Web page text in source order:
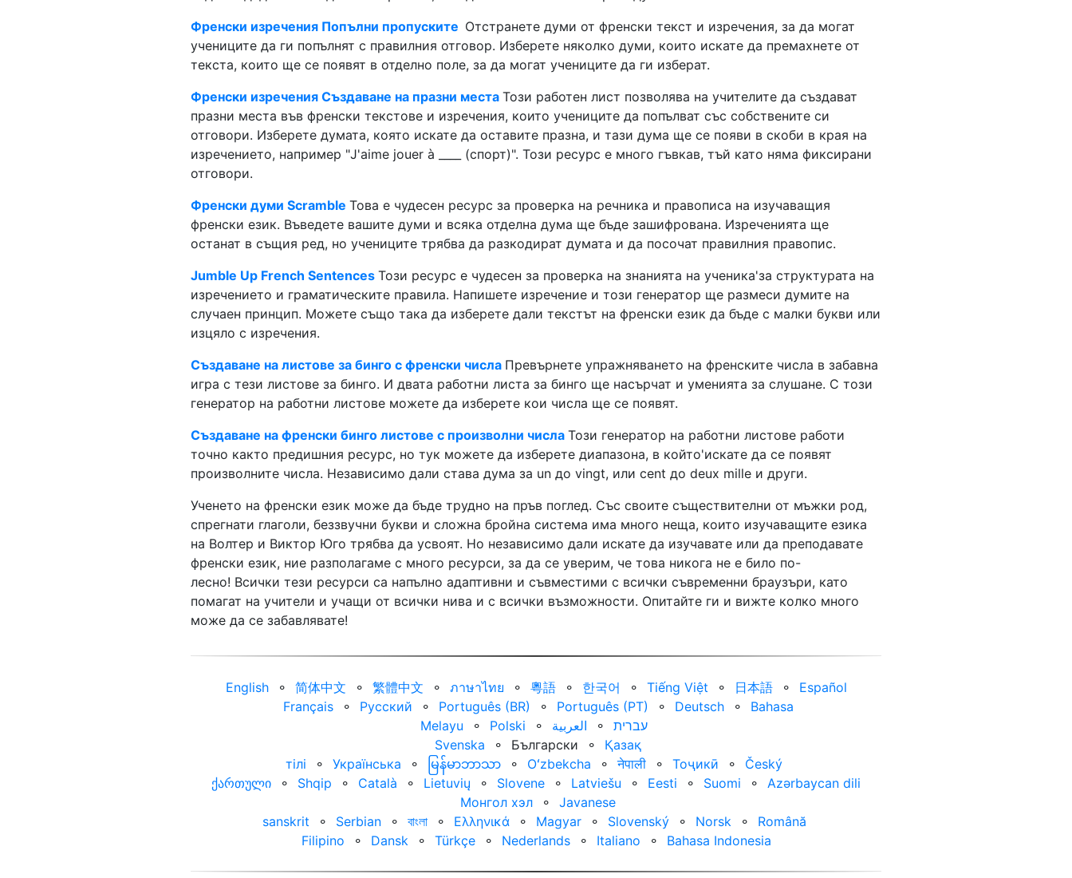
Френски изречения Попълни пропуските Отстранете думи от френски текст и изречения, за да могат
учениците да ги попълнят с правилния отговор. Изберете няколко думи, които искате да премахнете от
текста, които ще се появят в отделно поле, за да могат учениците да ги изберат.
Френски изречения Създаване на празни места Този работен лист позволява на учителите да създават
празни места във френски текстове и изречения, които учениците да попълват със собствените си
отговори. Изберете думата, която искате да оставите празна, и тази дума ще се появи в скоби в края на
изречението, например "J'aime jouer à ____ (спорт)". Този ресурс е много гъвкав, тъй като няма фиксирани
отговори.
Френски думи Scramble Това е чудесен ресурс за проверка на речника и правописа на изучаващия
френски език. Въведете вашите думи и всяка отделна дума ще бъде зашифрована. Изреченията ще
останат в същия ред, но учениците трябва да разкодират думата и да посочат правилния правопис.
Jumble Up French Sentences Този ресурс е чудесен за проверка на знанията на ученика'за структурата на
изречението и граматическите правила. Напишете изречение и този генератор ще размеси думите на
случаен принцип. Можете също така да изберете дали текстът на френски език да бъде с малки букви или
изцяло с изречения.
Създаване на листове за бинго с френски числа Превърнете упражняването на френските числа в забавна
игра с тези листове за бинго. И двата работни листа за бинго ще насърчат и уменията за слушане. С този
генератор на работни листове можете да изберете кои числа ще се появят.
Създаване на френски бинго листове с произволни числа Този генератор на работни листове работи
точно както предишния ресурс, но тук можете да изберете диапазона, в който'искате да се появят
произволните числа. Независимо дали става дума за un до vingt, или cent до deux mille и други.
Ученето на френски език може да бъде трудно на пръв поглед. Със своите съществителни от мъжки род,
спрегнати глаголи, беззвучни букви и сложна бройна система има много неща, които изучаващите езика
на Волтер и Виктор Юго трябва да усвоят. Но независимо дали искате да изучавате или да преподавате
френски език, ние разполагаме с много ресурси, за да се уверим, че това никога не е било по-
лесно! Всички тези ресурси са напълно адаптивни и съвместими с всички съвременни браузъри, като
помагат на учители и учащи от всички нива и с всички възможности. Опитайте ги и вижте колко много
може да се забавлявате!
English ⚬ 简体中文 ⚬ 繁體中文 ⚬ ภาษาไทย ⚬ 粵語 ⚬ 한국어 ⚬ Tiếng Việt ⚬ 日本語 ⚬
Español
Français
⚬ Русский ⚬ Português (BR) ⚬ Português (PT) ⚬ Deutsch ⚬
Bahasa
Melayu
⚬ Polski ⚬ العربية‏ ⚬
עברית‏
Svenska
⚬ Български ⚬
Қазақ
тілі
⚬ Українська ⚬ မြန်မာဘာသာ ⚬ Oʻzbekcha ⚬ नेपाली ⚬ Тоҷикӣ ⚬
Český
ქართული
⚬ Shqip ⚬ Català ⚬ Lietuvių ⚬ Slovene ⚬ Latviešu ⚬ Eesti ⚬ Suomi ⚬
Azərbaycan dili
Монгол хэл
⚬
Javanese
sanskrit
⚬ Serbian ⚬ বাংলা ⚬ Ελληνικά ⚬ Magyar ⚬ Slovenský ⚬ Norsk ⚬
Română
Filipino
⚬ Dansk ⚬ Türkçe ⚬ Nederlands ⚬ Italiano ⚬ Bahasa Indonesia